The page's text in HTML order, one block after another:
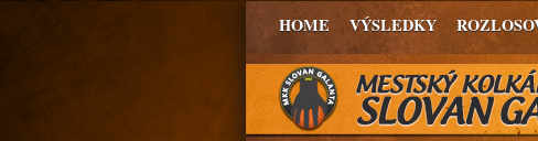
HOME VÝSLEDKY